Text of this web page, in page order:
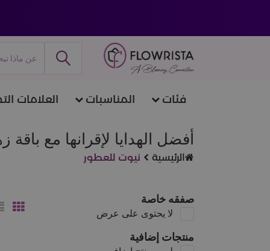
فئات المناسبات العلامات
أفضل الهدايا لإقرانها مع باقة
الرئيسية نيوت للعطور
صفقه خاصة
لا يحتوى على عرض
منتجات إضافية